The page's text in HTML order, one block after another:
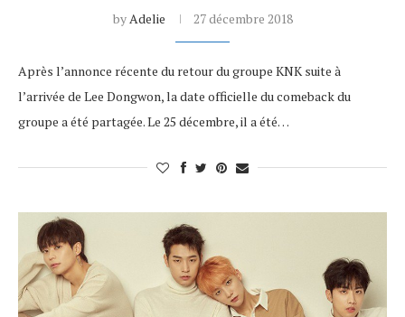
byAdelie 27 décembre 2018
Après l’annonce récente du retour du groupe KNK suite à
l’arrivée de Lee Dongwon, la date officielle du comeback du
groupe a été partagée. Le 25 décembre, il a été…